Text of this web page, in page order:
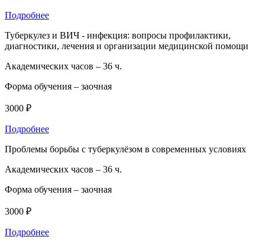
Подробнее
Туберкулез и ВИЧ - инфекция: вопросы профилактики,
диагностики, лечения и организации медицинской помощи
Академических часов – 36 ч.
Форма обучения – заочная
3000 ₽
Подробнее
Проблемы борьбы с туберкулёзом в современных условиях
Академических часов – 36 ч.
Форма обучения – заочная
3000 ₽
Подробнее